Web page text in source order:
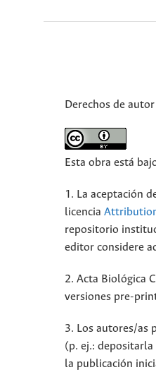
Derechos de
Esta obra está
1. La aceptación
licencia
repositorio
editor considere
2. Acta Biológica
versiones pre-
3. Los autores/as
(p. ej.:
la publicación